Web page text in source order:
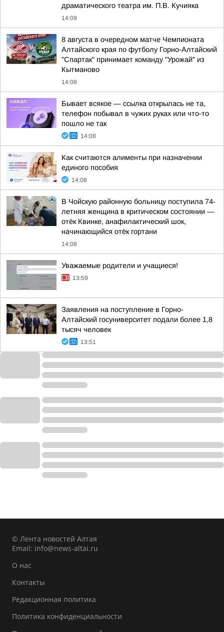
драматического театра им. П.В. Кучияка
14:09
8 августа в очередном матче Чемпионата
Алтайского края по футболу Горно-Алтайский
"Спартак" принимает команду "Урожай" из
Кытманово
14:08
Бывает всякое — ссылка открылась не та,
телефон побывал в чужих руках или что-то
пошло не так
14:08
Как считаются алименты при назначении
единого пособия
14:08
В Чойскую районную больницу поступила 74-
летняя женщина в критическом состоянии —
отёк Квинке, анафилактический шок,
начинающийся отёк гортани
14:08
Уважаемые родители и учащиеся!
13:59
Заявления на поступление в Горно-
Алтайский госуниверситет подали более 1,8
тысяч человек
13:51
© Лента новостей Алтая
Email: info@news-altai.ru
О нас
Контакты
Редакционная политика
Политика конфиденциальности